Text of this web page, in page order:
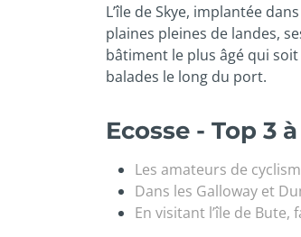
L’île de Skye, implantée
plaines pleines de landes,
bâtiment le plus âgé qui
balades le long du port.
Ecosse - Top 3
Les amateurs de
Dans les Galloway et
En visitant l’île de